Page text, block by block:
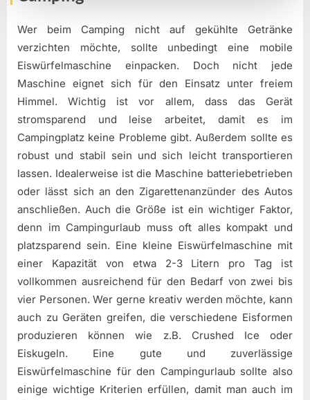
Wer beim Camping nicht auf gekühlte Getränke
verzichten möchte, sollte unbedingt eine mobile
Eiswürfelmaschine einpacken. Doch nicht jede
Maschine eignet sich für den Einsatz unter freiem
Himmel. Wichtig ist vor allem, dass das Gerät
stromsparend und leise arbeitet, damit es im
Campingplatz keine Probleme gibt. Außerdem sollte es
robust und stabil sein und sich leicht transportieren
lassen. Idealerweise ist die Maschine batteriebetrieben
oder lässt sich an den Zigarettenanzünder des Autos
anschließen. Auch die Größe ist ein wichtiger Faktor,
denn im Campingurlaub muss oft alles kompakt und
platzsparend sein. Eine kleine Eiswürfelmaschine mit
einer Kapazität von etwa 2-3 Litern pro Tag ist
vollkommen ausreichend für den Bedarf von zwei bis
vier Personen. Wer gerne kreativ werden möchte, kann
auch zu Geräten greifen, die verschiedene Eisformen
produzieren können wie z.B. Crushed Ice oder
Eiskugeln. Eine gute und zuverlässige
Eiswürfelmaschine für den Campingurlaub sollte also
einige wichtige Kriterien erfüllen, damit man auch im